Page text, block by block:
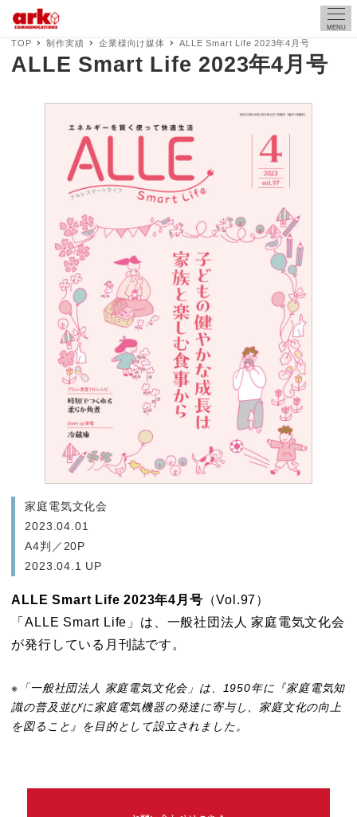
MENU
TOP 制作実績 企業様向け媒体 ALLE Smart Life 2023年4月号
ALLE Smart Life 2023年4月号
家庭電気文化会
2023.04.01
A4判／20P
2023.04.1 UP
ALLE Smart Life 2023年4月号 （Vol.97）
「ALLE Smart Life」は、一般社団法人 家庭電気文化会
が発行している月刊誌です。
※「一般社団法人 家庭電気文化会」は、1950年に『家庭電気知
識の普及並びに家庭電気機器の発達に寄与し、家庭文化の向上
を図ること』を目的として設立されました。